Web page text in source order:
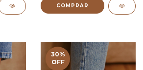
COMPRAR
30%
OFF